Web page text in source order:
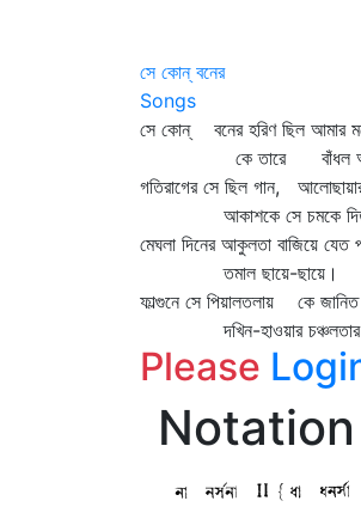
সে কোন্ বনের
Songs
সে কোন্‌ বনের হরিণ ছিল আমার
কে তারে বাঁধল
গতিরাগের সে ছিল গান,
আকাশকে সে চমকে দিত
মেঘলা দিনের আকুলতা বাজিয়ে যেত
তমাল ছায়ে-ছায়ে।
ফাল্গুনে সে পিয়ালতলায় কে
দখিন-হাওয়ার চঞ্চলতার
Please
Notation